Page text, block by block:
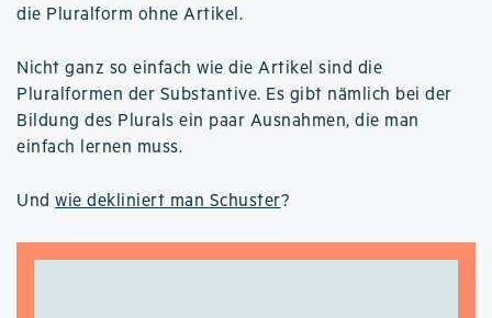
die Pluralform ohne Artikel.
Nicht ganz so einfach wie die Artikel sind die
Pluralformen der Substantive. Es gibt nämlich bei der
Bildung des Plurals ein paar Ausnahmen, die man
einfach lernen muss.
Und wie dekliniert man Schuster?